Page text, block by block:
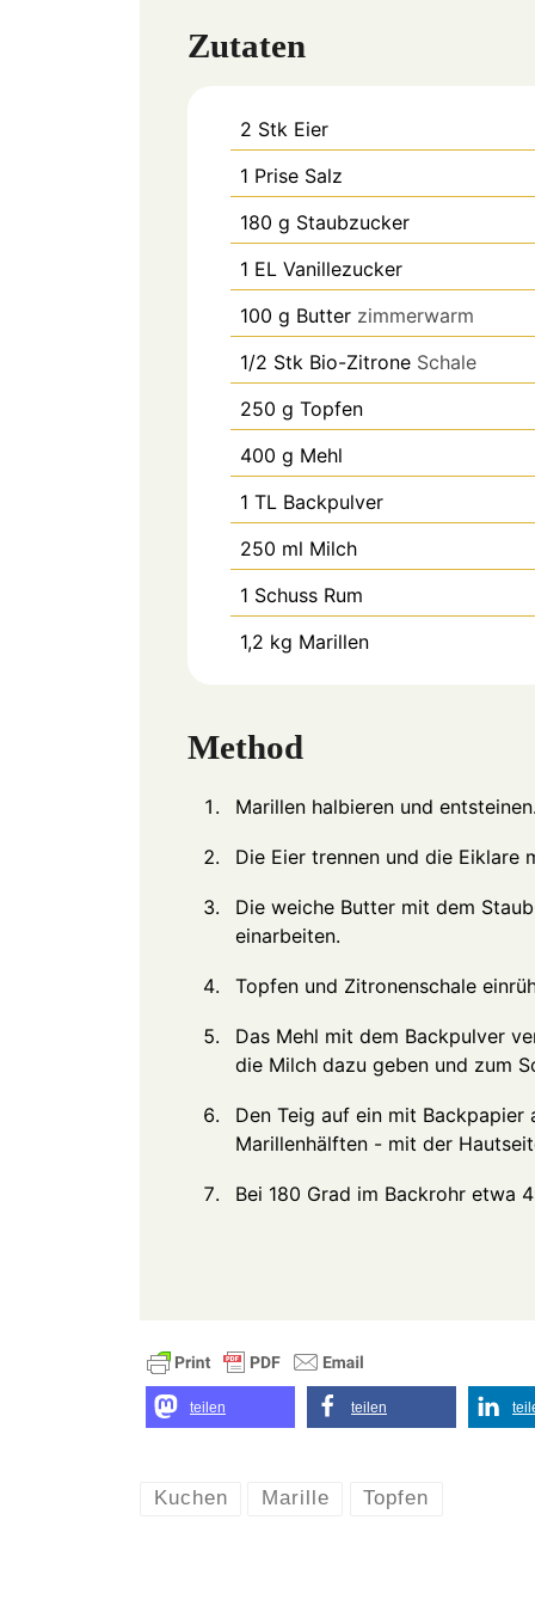
Zutaten
2 Stk Eier
1 Prise Salz
180 g Staubzucker
1 EL Vanillezucker
100 g Butter zimmerwarm
1/2 Stk Bio-Zitrone Schale
250 g Topfen
400 g Mehl
1 TL Backpulver
250 ml Milch
1 Schuss Rum
1,2 kg Marillen
Method
Marillen halbieren und
Die Eier trennen und die Eiklare
Die weiche Butter mit dem
einarbeiten.
Topfen und Zitronenschale
Das Mehl mit dem Backpulver
die Milch dazu geben und zum
Den Teig auf ein mit
Marillenhälften - mit der
Bei 180 Grad im Backrohr etwa
teilen teilen
Kuchen Marille Topfen